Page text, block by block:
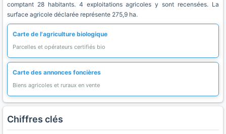
comptant 28 habitants. 4 exploitations agricoles y sont recensées. La
surface agricole déclarée représente 275,9 ha.
Carte de l'agriculture biologique
Parcelles et opérateurs certifiés bio
Carte des annonces foncières
Biens agricoles et ruraux en vente
Chiffres clés